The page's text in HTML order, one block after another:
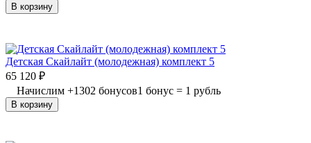
В корзину
Детская Скайлайт (молодежная) комплект 5
65 120 ₽
Начислим +1302 бонусов1 бонус = 1 рубль
В корзину